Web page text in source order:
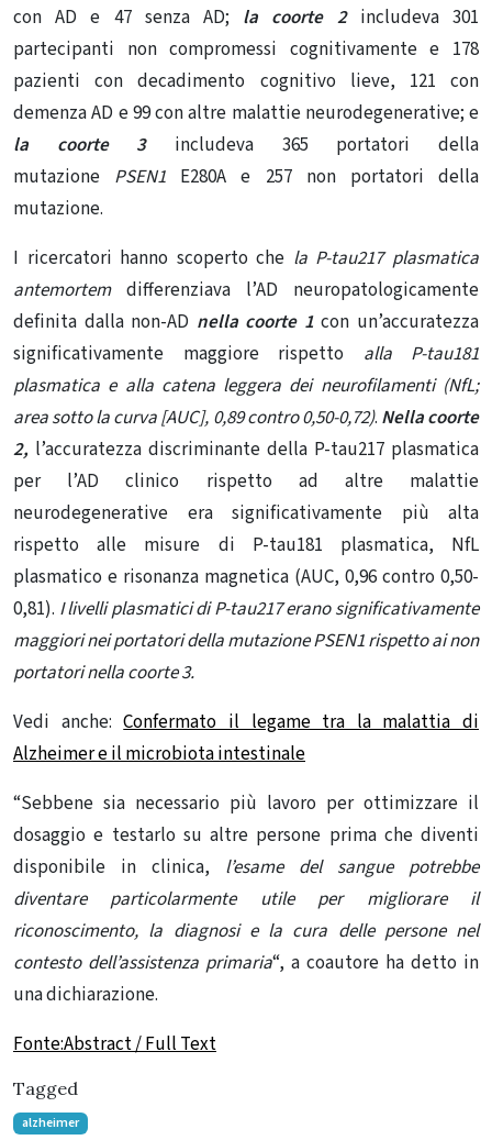
con AD e 47 senza AD; la coorte 2 includeva 301
partecipanti non compromessi cognitivamente e 178
pazienti con decadimento cognitivo lieve, 121 con
demenza AD e 99 con altre malattie neurodegenerative; e
la coorte 3includeva 365 portatori della
mutazione PSEN1 E280A e 257 non portatori della
mutazione.
I ricercatori hanno scoperto che la P-tau217 plasmatica
antemortemdifferenziava l’AD neuropatologicamente
definita dalla non-AD nella coorte 1con un’accuratezza
significativamente maggiore rispetto alla P-tau181
plasmatica e alla catena leggera dei neurofilamenti (NfL;
area sotto la curva [AUC], 0,89 contro 0,50-0,72). Nella coorte
2, l’accuratezza discriminante della P-tau217 plasmatica
per l’AD clinico rispetto ad altre malattie
neurodegenerative era significativamente più alta
rispetto alle misure di P-tau181 plasmatica, NfL
plasmatico e risonanza magnetica (AUC, 0,96 contro 0,50-
0,81). I livelli plasmatici di P-tau217 erano significativamente
maggiori nei portatori della mutazionePSEN1 rispetto ai non
portatori nella coorte 3.
Vedi anche:Confermato il legame tra la malattia di
Alzheimer e il microbiota intestinale
“Sebbene sia necessario più lavoro per ottimizzare il
dosaggio e testarlo su altre persone prima che diventi
disponibile in clinica, l’esame del sangue potrebbe
diventare particolarmente utile per migliorare il
riconoscimento, la diagnosi e la cura delle persone nel
contesto dell’assistenza primaria“, a coautore ha detto in
una dichiarazione.
Fonte:Abstract / Full Text
Tagged
alzheimer